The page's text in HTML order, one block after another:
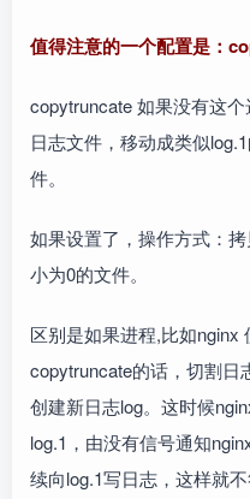
值得注意的一个配置是：
copytruncate 如果没有这
日志文件，移动成类似
件。
如果设置了，操作方式：
小为0的文件。
区别是如果进程,比如nginx
copytruncate的话，切割日
创建新日志log。这时候
log.1，由没有信号通知
续向log.1写日志，这样就